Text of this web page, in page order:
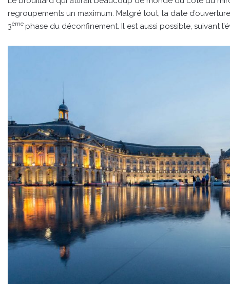
regroupements un maximum. Malgré tout, la date
3ème phase du déconfinement. Il est aussi possible, suivant